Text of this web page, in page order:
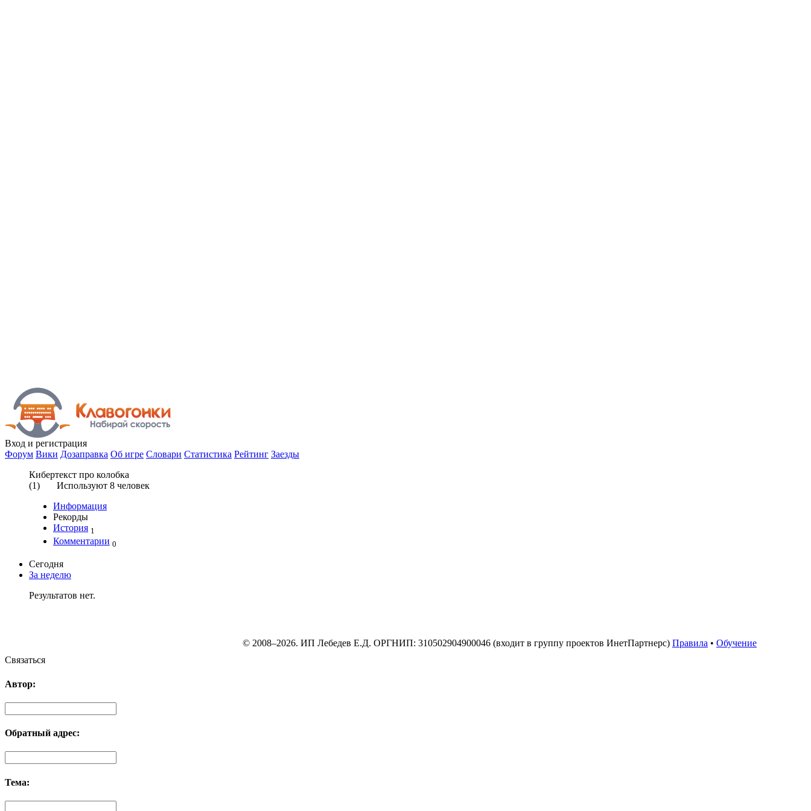
Вход и регистрация
Форум Вики Дозаправка Об игре Словари Статистика Рейтинг Заезды
Кибертекст про колобка
(1) Используют 8 человек
Информация
Рекорды
История 1
Комментарии 0
Сегодня
За неделю
Результатов нет.
© 2008–2026. ИП Лебедев Е.Д. ОРГНИП: 310502904900046 (входит в группу проектов ИнетПартнерс) Правила • Обучение
Связаться
Автор:
Обратный адрес:
Тема: